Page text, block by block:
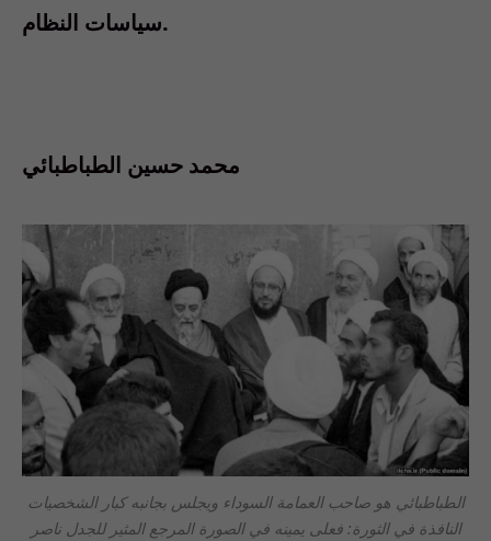
سياسات النظام.
محمد حسين الطباطبائي
الطباطبائي هو صاحب العمامة السوداء ويجلس بجانبه كبار الشخصيات
النافذة في الثورة: فعلى يمينه في الصورة المرجع المثير للجدل ناصر